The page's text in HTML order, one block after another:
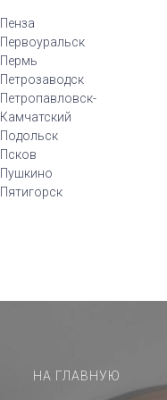
Пенза
Первоуральск
Пермь
Петрозаводск
Петропавловск-
Камчатский
Подольск
Псков
Пушкино
Пятигорск
НА ГЛАВНУЮ